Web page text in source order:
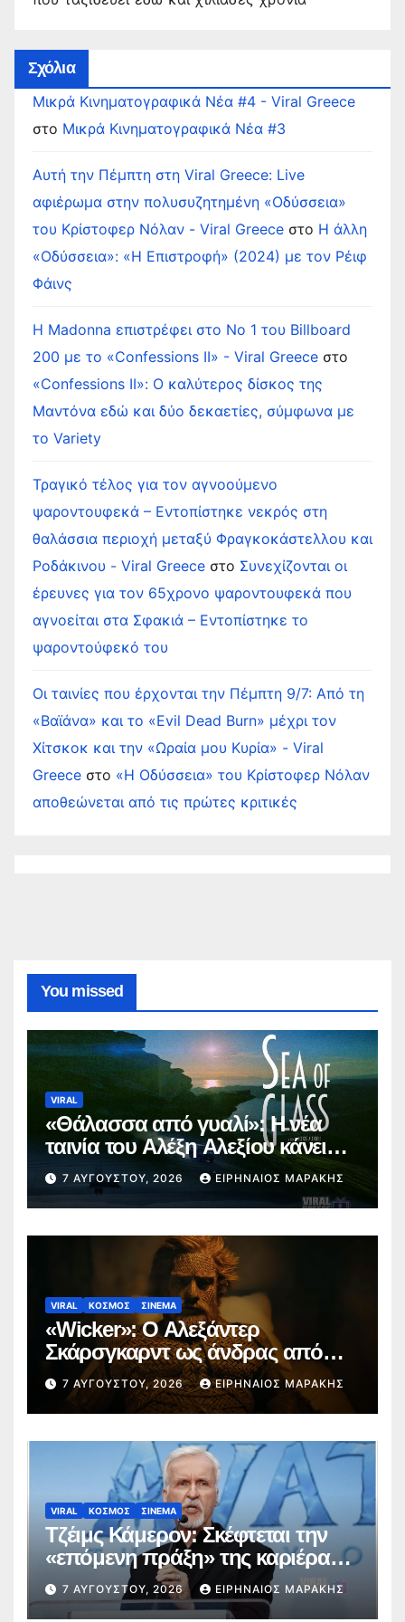
Σχόλια
Μικρά Κινηματογραφικά Νέα #4 - Viral Greece
στο Μικρά Κινηματογραφικά Νέα #3
Αυτή την Πέμπτη στη Viral Greece: Live
αφιέρωμα στην πολυσυζητημένη «Οδύσσεια»
του Κρίστοφερ Νόλαν - Viral Greece στο Η άλλη
«Οδύσσεια»: «Η Επιστροφή» (2024) με τον Ρέιφ
Φάινς
Η Madonna επιστρέφει στο Νο 1 του Billboard
200 με το «Confessions II» - Viral Greece στο
«Confessions II»: Ο καλύτερος δίσκος της
Μαντόνα εδώ και δύο δεκαετίες, σύμφωνα με
το Variety
Τραγικό τέλος για τον αγνοούμενο
ψαροντουφεκά – Εντοπίστηκε νεκρός στη
θαλάσσια περιοχή μεταξύ Φραγκοκάστελλου και
Ροδάκινου - Viral Greece στο Συνεχίζονται οι
έρευνες για τον 65χρονο ψαροντουφεκά που
αγνοείται στα Σφακιά – Εντοπίστηκε το
ψαροντούφεκό του
Οι ταινίες που έρχονται την Πέμπτη 9/7: Από τη
«Βαϊάνα» και το «Evil Dead Burn» μέχρι τον
Χίτσκοκ και την «Ωραία μου Κυρία» - Viral
Greece στο «Η Οδύσσεια» του Κρίστοφερ Νόλαν
αποθεώνεται από τις πρώτες κριτικές
You missed
VIRAL
«Θάλασσα από γυαλί»: Η νέα
ταινία του Αλέξη Αλεξίου κάνει
παγκόσμια πρεμιέρα στο
Φεστιβάλ Εδιμβούργου
7 ΑΥΓΟΎΣΤΟΥ, 2026 ΕΙΡΗΝΑΊΟΣ ΜΑΡΆΚΗΣ
VIRAL ΚΟΣΜΟΣ ΣΙΝΕΜΑ
«Wicker»: Ο Αλεξάντερ
Σκάρσγκαρντ ως άνδρας από
ψάθα προκαλεί διαδικτυακή
φρενίτιδα (trailer)
7 ΑΥΓΟΎΣΤΟΥ, 2026 ΕΙΡΗΝΑΊΟΣ ΜΑΡΆΚΗΣ
VIRAL ΚΟΣΜΟΣ ΣΙΝΕΜΑ
Τζέιμς Κάμερον: Σκέφτεται την
«επόμενη πράξη» της καριέρας
του πέρα από το σύμπαν του
Avatar
7 ΑΥΓΟΎΣΤΟΥ, 2026 ΕΙΡΗΝΑΊΟΣ ΜΑΡΆΚΗΣ